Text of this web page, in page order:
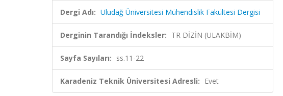
Dergi Adı: Uludağ Üniversitesi Mühendislik Fakültesi Dergisi
Derginin Tarandığı İndeksler: TR DİZİN (ULAKBİM)
Sayfa Sayıları: ss.11-22
Karadeniz Teknik Üniversitesi Adresli: Evet